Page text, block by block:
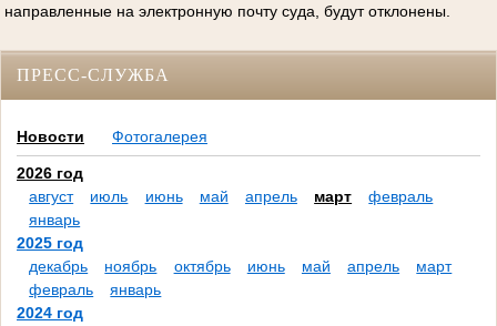
направленные на электронную почту суда, будут отклонены.
ПРЕСС-СЛУЖБА
Новости Фотогалерея
2026 год
август
июль июнь май апрель март
февраль
январь
2025 год
декабрь
ноябрь октябрь июнь май апрель
март
февраль
январь
2024 год